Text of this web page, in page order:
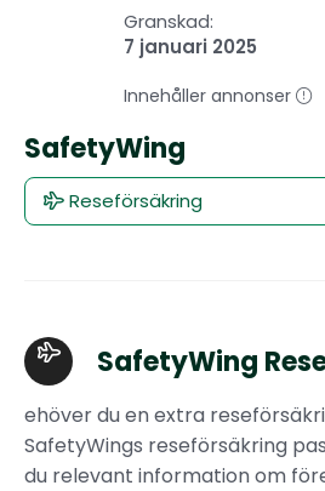
Granskad:
7 januari 2025
Innehåller annonser
SafetyWing
Reseförsäkring
SafetyWing
ehöver du en extra
SafetyWings reseförsäkring
du relevant information om